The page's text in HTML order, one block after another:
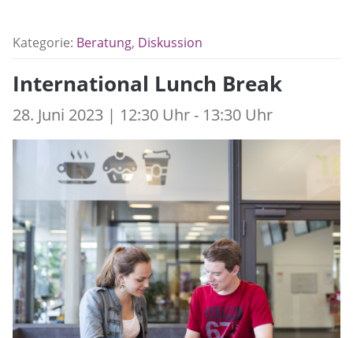
Kategorie: Beratung, Diskussion
International Lunch Break
28. Juni 2023 | 12:30 Uhr - 13:30 Uhr